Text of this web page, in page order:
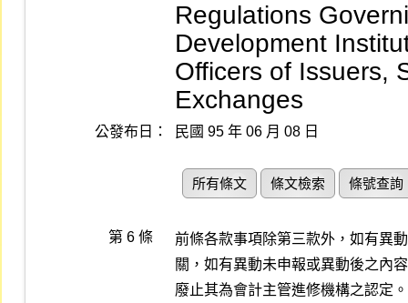
Regulations
Development
Officers of Issuers,
Exchanges
公發布日： 民國 95 年 06 月 08 日
所有條文 條文檢索 條號查詢
第 6 條
前條各款事項除第三款外，如有異
關，如有異動未申報或異動後之內
廢止其為會計主管進修機構之認定。